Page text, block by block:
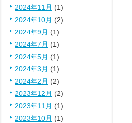
2024年11月 (1)
2024年10月 (2)
2024年9月 (1)
2024年7月 (1)
2024年5月 (1)
2024年3月 (1)
2024年2月 (2)
2023年12月 (2)
2023年11月 (1)
2023年10月 (1)